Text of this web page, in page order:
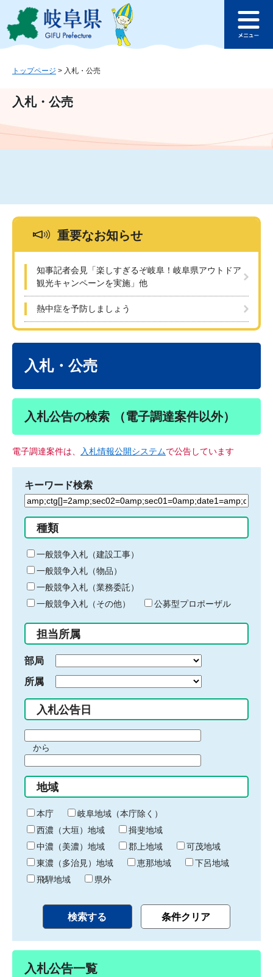
ジ
ュ
文
このページの本文へ
ュ
トップページ > 入札・公売
入札・公売
重要なお知らせ
知事記者会見「楽しすぎるぞ岐阜！岐阜県アウトドア
観光キャンペーンを実施」他
熱中症を予防しましょう
入札・公売
入札公告の検索 （電子調達案件以外）
電子調達案件は、 入札情報公開システムで公告しています
キーワード検索
検
る
キ
ー
ワ
ー
ド
入
力
種類
一般競争入札（建設工事）
一般競争入札（物品）
一般競争入札（業務委託）
一般競争入札（その他）
公募型プロポーザル
担当所属
部局
所属
入札公告日
間
始
り
から
間
終
わ
り
地域
本庁
岐阜地域（本庁除く）
西濃（大垣）地域
揖斐地域
中濃（美濃）地域
郡上地域
可茂地域
東濃（多治見）地域
恵那地域
下呂地域
飛騨地域
県外
入札公告一覧